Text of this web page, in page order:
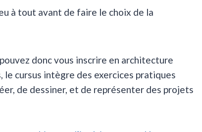
à tout avant de faire le choix de la
donc vous inscrire en architecture
le cursus intègre des exercices pratiques
de dessiner, et de représenter des projets